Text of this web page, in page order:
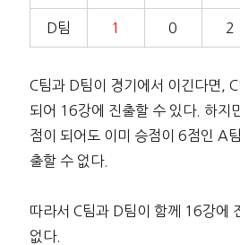
D팀 1 0 2
C팀과 D팀이 경기에서 이긴다면,
되어 16강에 진출할 수 있다. 하지
점이 되어도 이미 승점이 6점인 A
출할 수 없다.
따라서 C팀과 D팀이 함께 16강에
없다.